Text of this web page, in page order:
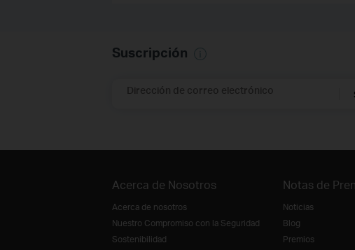
Suscripción
Dirección de correo electrónico
Acerca de Nosotros
Acerca de nosotros
Nuestro Compromiso con la Seguridad
Sostenibilidad
Notas de
Noticias
Blog
Premios